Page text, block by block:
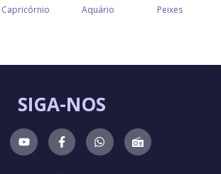
SIGA-NOS